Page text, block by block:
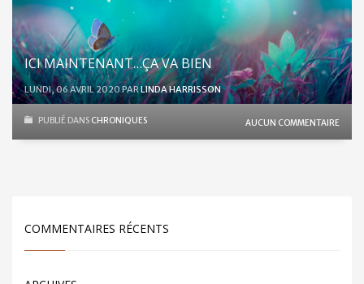
ICI MAINTENANT…ÇA VA BIEN
LUNDI, 06 AVRIL 2020 PARLINDA HARRISSON
PUBLIÉ DANS CHRONIQUES AUCUN COMMENTAIRE
COMMENTAIRES RÉCENTS